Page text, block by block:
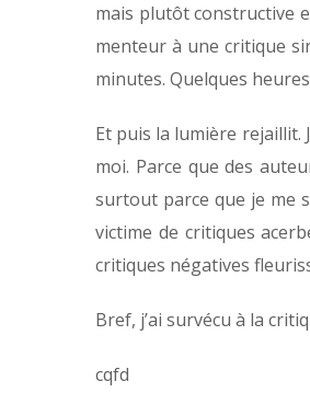
mais plutôt constructive
menteur à une critique
minutes. Quelques
Et puis la lumière rejaillit.
moi. Parce que des
surtout parce que je me
victime de critiques
critiques négatives
Bref, j’ai survécu à la
cqfd